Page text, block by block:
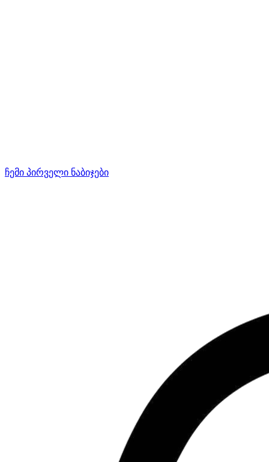
ჩემი პირველი ნაბიჯები